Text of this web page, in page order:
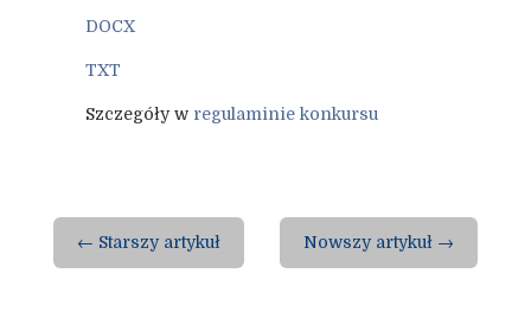
DOCX
TXT
Szczegóły w regulaminie konkursu
← Starszy artykuł Nowszy artykuł →